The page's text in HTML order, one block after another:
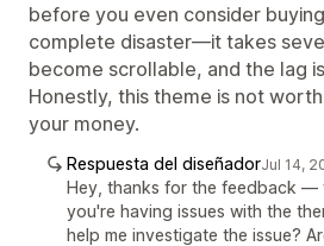
before you even consider
complete disaster—it takes
become scrollable, and the lag
Honestly, this theme is not
your money.
Respuesta del diseñadorJul 14,
Hey, thanks for the feedback —
you're having issues with the
help me investigate the issue?